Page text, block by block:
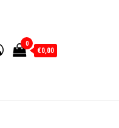
0
€0,00